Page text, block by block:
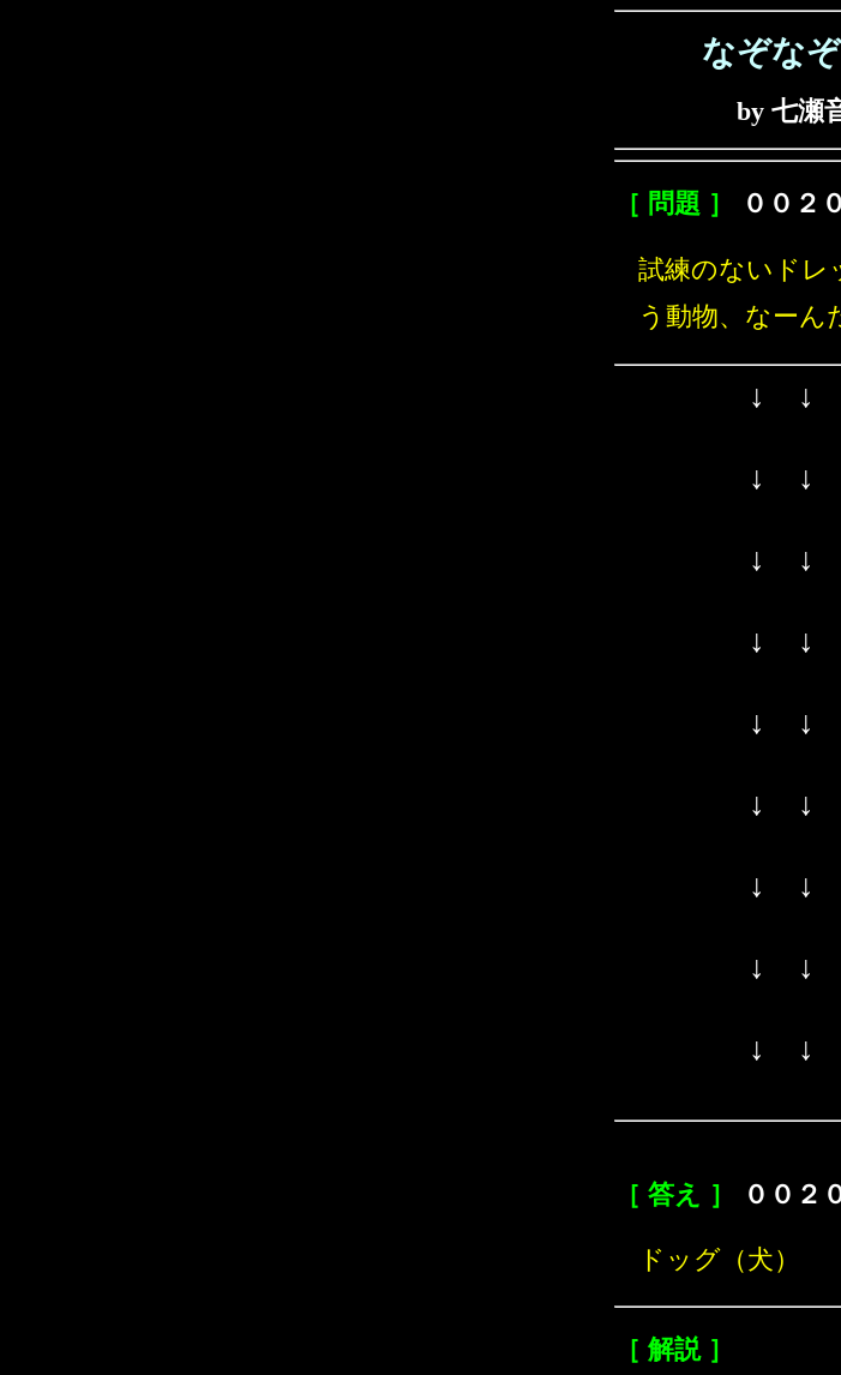
なぞな
by 七瀬
［ 問題 ］ ００２
試練のないドレ
う動物、なーん
↓ ↓
↓ ↓
↓ ↓
↓ ↓
↓ ↓
↓ ↓
↓ ↓
↓ ↓
↓ ↓
［ 答え ］ ００２
ドッグ（犬）
［ 解説 ］